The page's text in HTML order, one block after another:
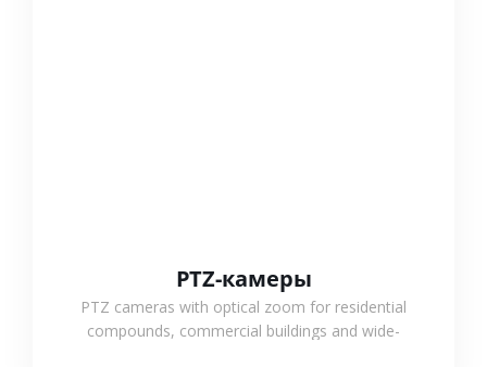
PTZ-камеры
PTZ cameras with optical zoom for residential
compounds, commercial buildings and wide-